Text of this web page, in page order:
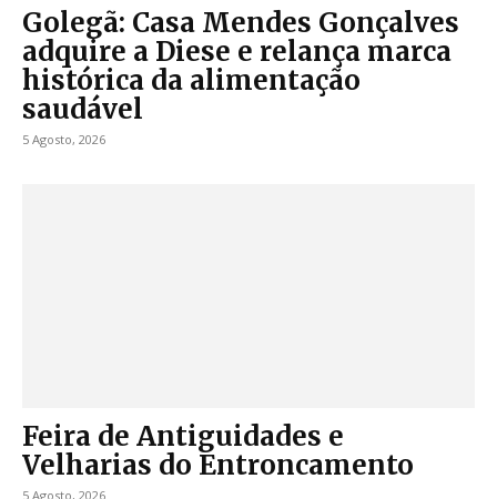
Golegã: Casa Mendes Gonçalves
adquire a Diese e relança marca
histórica da alimentação
saudável
5 Agosto, 2026
Feira de Antiguidades e
Velharias do Entroncamento
5 Agosto, 2026